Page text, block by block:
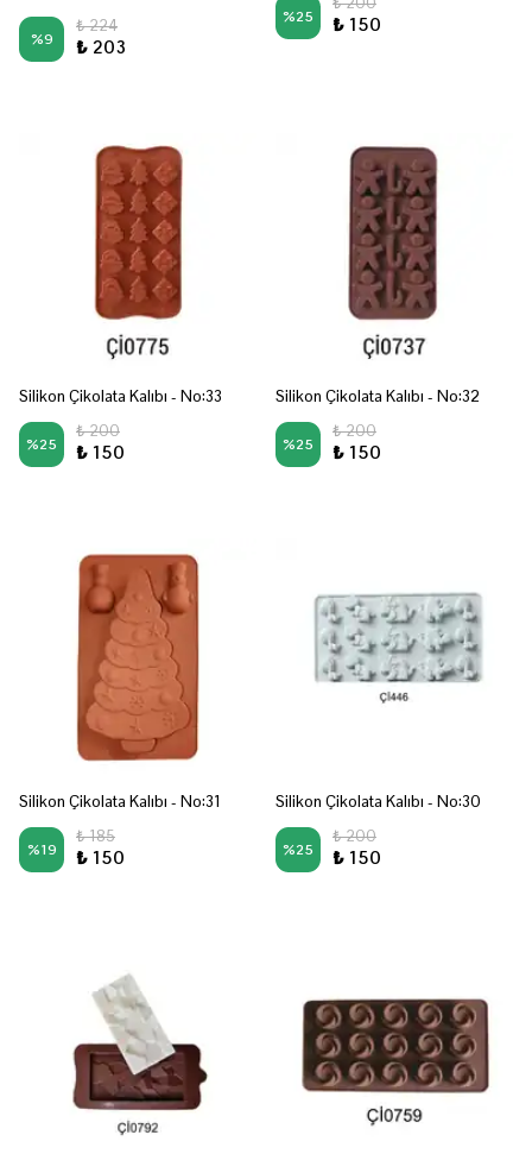
%9
₺ 224
₺ 203
%25 ₺ 150
Silikon Çikolata Kalıbı - No:33
%25
₺ 200
₺ 150
Silikon Çikolata Kalıbı - No:32
%25
₺ 200
₺ 150
Silikon Çikolata Kalıbı - No:31
%19
₺ 185
₺ 150
Silikon Çikolata Kalıbı - No:30
%25
₺ 200
₺ 150